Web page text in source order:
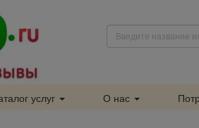
услуг О нас